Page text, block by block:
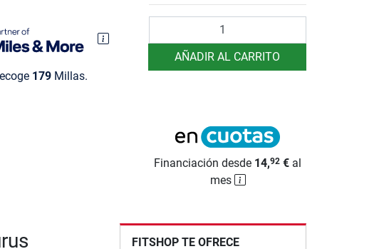
179Millas.
AÑADIR AL CARRITO
Financiación desde 14,92 € al
mes
FITSHOP TE OFRECE